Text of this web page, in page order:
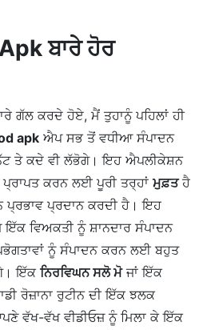
ਬਾਰੇ ਹੋਰ
ਗੱਲ ਕਰਦੇ ਹੋਏ, ਮੈਂ ਤੁਹਾਨੂੰ ਪਹਿਲਾਂ ਹੀ
apk ਐਪ ਸਭ ਤੋਂ ਵਧੀਆ ਸੰਪਾਦਨ
ਤੇ ਕਦੇ ਵੀ ਲੱਭੋਗੇ। ਇਹ ਐਪਲੀਕੇਸ਼ਨ
ਕਰਨ ਲਈ ਪੂਰੀ ਤਰ੍ਹਾਂ ਮੁਫ਼ਤਹੈ
ਪ੍ਰਦਾਨ ਕਰਦੀ ਹੈ। ਇਹ
ਵਿਅਕਤੀ ਨੂੰ ਸ਼ਾਨਦਾਰ ਸੰਪਾਦਨ
ਨੂੰ ਸੰਪਾਦਨ ਕਰਨ ਲਈ ਬਹੁਤ
ਇੱਕ ਨਿਰਵਿਘਨ ਸਲੋ ਮੋਜਾਂ ਇੱਕ
ਰੋਜ਼ਾਨਾ ਰੁਟੀਨ ਦੀ ਇੱਕ ਝਲਕ
ਵੱਖ-ਵੱਖ ਵੀਡੀਓਜ਼ ਨੂੰ ਮਿਲਾ ਕੇ ਇੱਕ